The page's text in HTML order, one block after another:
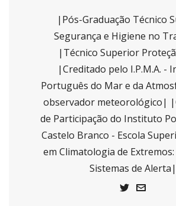
|Pós-Graduação Técnico
Segurança e Higiene no
|Técnico Superior
|Creditado pelo I.P.M.A. -
Português do Mar e da
observador meteorológico|
de Participação do Instituto
Castelo Branco - Escola
em Climatologia de
Sistemas de Alerta|